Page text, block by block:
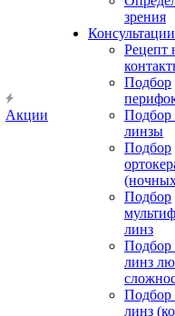
Акции
зрения
Рецепт
Подбор
Подбор
линзы
Подбор
Подбор
линз
Подбор
линз
Подбор
линз